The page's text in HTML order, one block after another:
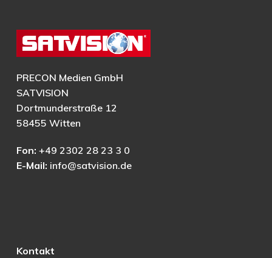
PRECON Medien GmbH
SATVISION
Dortmunderstraße 12
58455 Witten
Fon: +49 2302 28 23 3 0
E-Mail: info@satvision.de
Kontakt